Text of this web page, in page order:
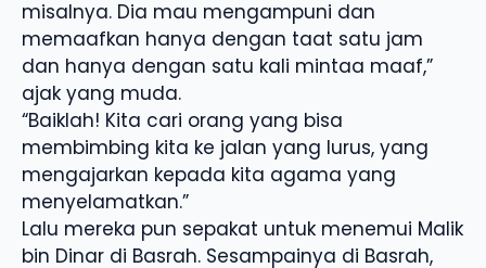
misalnya. Dia mau mengampuni dan
memaafkan hanya dengan taat satu jam
dan hanya dengan satu kali mintaa maaf,”
ajak yang muda.
“Baiklah! Kita cari orang yang bisa
membimbing kita ke jalan yang lurus, yang
mengajarkan kepada kita agama yang
menyelamatkan.”
Lalu mereka pun sepakat untuk menemui Malik
bin Dinar di Basrah. Sesampainya di Basrah,